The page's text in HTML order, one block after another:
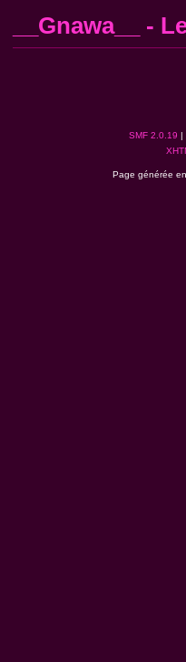
__Gnawa__ -
SMF 2.0.19 |
Page générée